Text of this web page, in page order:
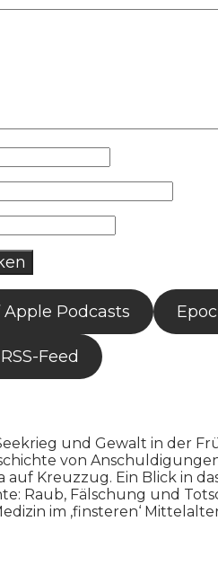
Podcasts
Feed
und Gewalt in der
von
auf Kreuzzug. Ein Blick in
Raub, Fälschung und
im ‚finsteren‘